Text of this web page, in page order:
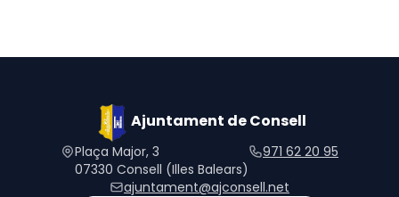
Ajuntament de Consell
Plaça Major, 3
07330 Consell (Illes Balears)
971 62 20 95
ajuntament@ajconsell.net